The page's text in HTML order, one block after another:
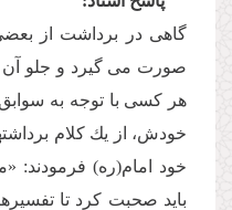
گاهى در برداشت از
صورت مى گیرد و جلو آن
هر كسى با توجه به
خودش، از یك كلام
خود امام(ره) فرمودند:
باید صحبت كرد تا